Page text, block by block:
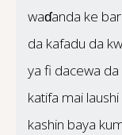
waɗanda ke
da kafadu da
ya fi dacewa da
katifa mai
kashin baya